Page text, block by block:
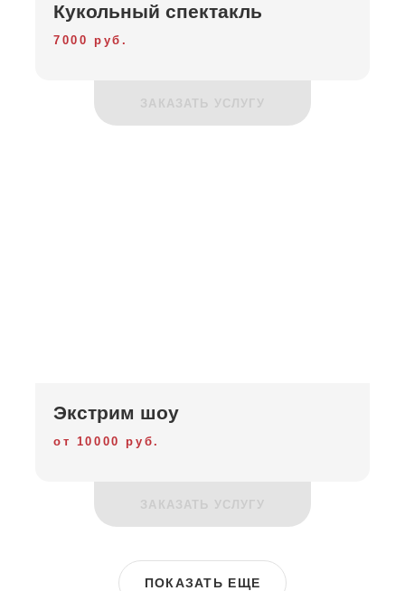
Кукольный спектакль
7000 руб.
ЗАКАЗАТЬ УСЛУГУ
Экстрим шоу
от 10000 руб.
ЗАКАЗАТЬ УСЛУГУ
ПОКАЗАТЬ ЕЩЕ